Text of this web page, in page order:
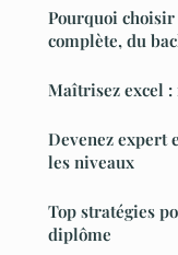
Pourquoi
complète, du
Maîtrisez excel
Devenez expert
les niveaux
Top stratégies
diplôme